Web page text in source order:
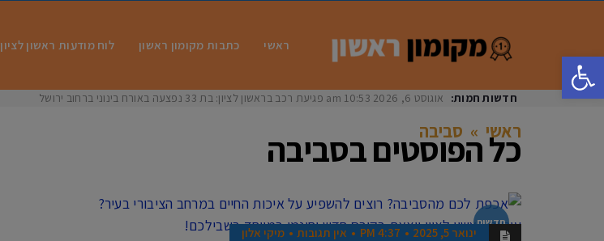
פתח סרגל נגישות
ראשי כתבות מקומון ראשון לוח מודעות ראשון לציון
חדשות חמות: אוגוסט 6, 2026 10:53 am פגיעת רכב בראשון לציון: בת 33 נפצעה באורח בינוני ברחוב ירושלים
ראשי » סביבה
כל הפוסטים בסביבה
חדשות
ינואר 5, 2025 4:37 PM אין תגובות מיקי אלון